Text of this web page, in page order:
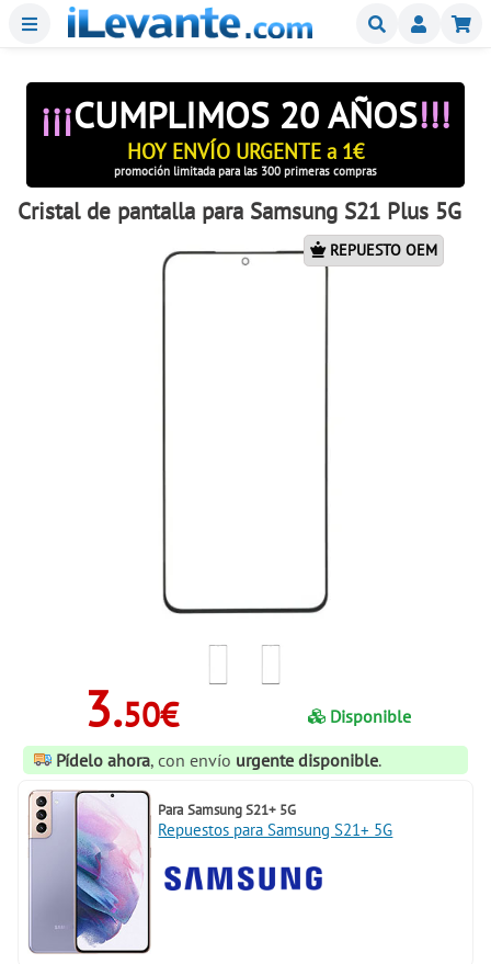
Menu Buscar
¡¡¡CUMPLIMOS 20 AÑOS!!!
HOY ENVÍO URGENTE a 1€
promoción limitada para las 300 primeras compras
Cristal de pantalla para Samsung S21 Plus 5G
REPUESTO OEM
3.50€
Disponible
Pídelo ahora, con envío urgente disponible.
Para Samsung S21+ 5G
Repuestos para Samsung S21+ 5G